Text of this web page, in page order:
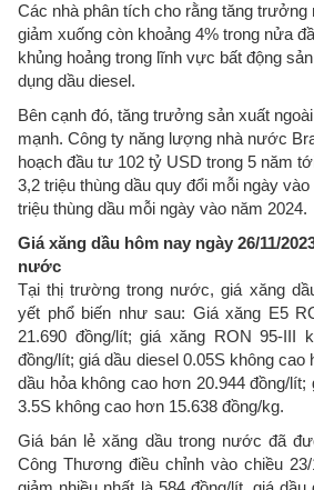
Các nhà phân tích cho rằng tăng trưởng
giảm xuống còn khoảng 4% trong nửa
khủng hoảng trong lĩnh vực bất động
dụng dầu diesel.
Bên cạnh đó, tăng trưởng sản xuất
mạnh. Công ty năng lượng nhà nước
hoạch đầu tư 102 tỷ USD trong 5 năm
3,2 triệu thùng dầu quy đổi mỗi ngày
triệu thùng dầu mỗi ngày vào năm 2024.
Giá xăng dầu hôm nay ngày 26/11/
nước
Tại thị trường trong nước, giá xăng
yết phổ biến như sau: Giá xăng E5
21.690 đồng/lít; giá xăng RON 95-III
đồng/lít; giá dầu diesel 0.05S không cao
dầu hỏa không cao hơn 20.944 đồng/lít;
3.5S không cao hơn 15.638 đồng/kg.
Giá bán lẻ xăng dầu trong nước đã
Công Thương điều chỉnh vào chiều